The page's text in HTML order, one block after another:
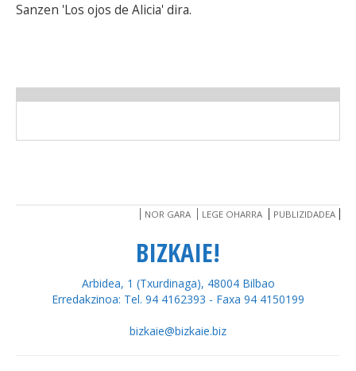
Sanzen 'Los ojos de Alicia' dira.
NOR GARA LEGE OHARRA PUBLIZIDADEA
BIZKAIE!
Arbidea, 1 (Txurdinaga), 48004 Bilbao
Erredakzinoa: Tel. 94 4162393 - Faxa 94 4150199
bizkaie@bizkaie.biz